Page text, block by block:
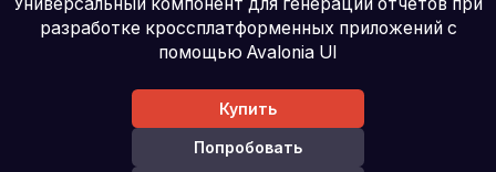
разработке кроссплатформенных приложений с
помощью Avalonia UI
Купить
Попробовать